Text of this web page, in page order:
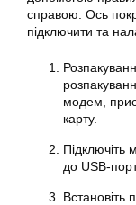
справою. Ось
підключити та
модем,
карту.
Підключіть
до USB-